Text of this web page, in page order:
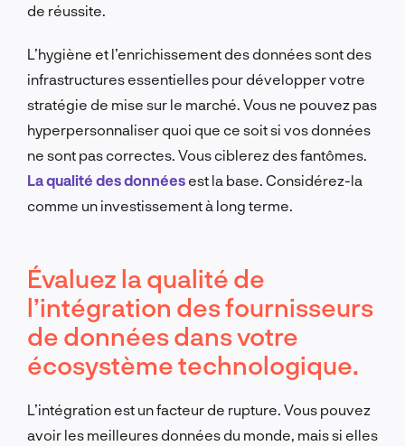
de réussite.
L’hygiène et l’enrichissement des données sont des
infrastructures essentielles pour développer votre
stratégie de mise sur le marché. Vous ne pouvez pas
hyperpersonnaliser quoi que ce soit si vos données
ne sont pas correctes. Vous ciblerez des fantômes.
La qualité des données est la base. Considérez-la
comme un investissement à long terme.
Évaluez la qualité de
l’intégration des fournisseurs
de données dans votre
écosystème technologique.
L’intégration est un facteur de rupture. Vous pouvez
avoir les meilleures données du monde, mais si elles